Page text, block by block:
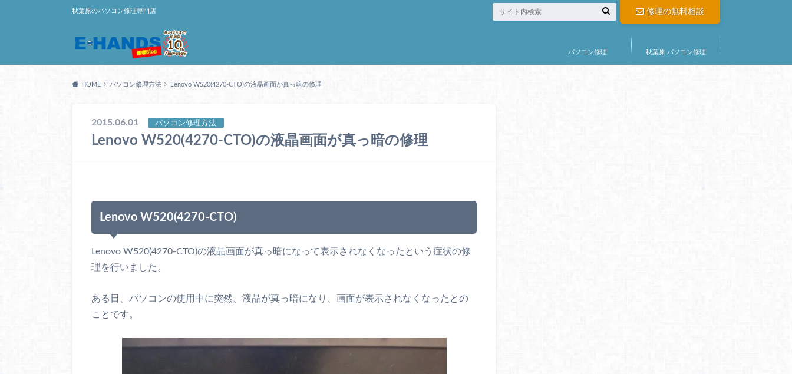
秋葉原のパソコン修理専門店 修理の無料相談
パソコン修理 秋葉原 パソコン修理
HOME パソコン修理方法 Lenovo W520(4270-CTO)の液晶画面が真っ暗の修理
2015.06.01 パソコン修理方法
Lenovo W520(4270-CTO)の液晶画面が真っ暗の修理
Lenovo W520(4270-CTO)
Lenovo W520(4270-CTO)の液晶画面が真っ暗になって表示されなくなったという症状の修
理を行いました。
ある日、パソコンの使用中に突然、液晶が真っ暗になり、画面が表示されなくなったとの
ことです。